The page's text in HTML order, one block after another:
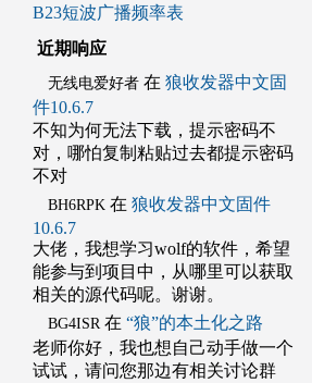
B23短波广播频率表
近期响应
无线电爱好者在 狼收发器中文固
件10.6.7
不知为何无法下载，提示密码不
对，哪怕复制粘贴过去都提示密码
不对
BH6RPK 在 狼收发器中文固件
10.6.7
大佬，我想学习wolf的软件，希望
能参与到项目中，从哪里可以获取
相关的源代码呢。谢谢。
BG4ISR 在 “狼”的本土化之路
老师你好，我也想自己动手做一个
试试，请问您那边有相关讨论群